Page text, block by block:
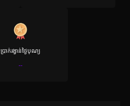
ប្រាក់រង្វាន់ថ្ងៃបុណ្យ
--